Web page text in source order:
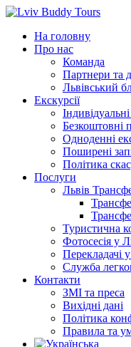
Перейти
вмістуНа головну
Про нас
Команда
Партнери та
Львівський
Екскурсії
Безкоштовні
Одноденні
Поширені
Політика
Послуги
Львів
Туристична
Фотосесія у
Перекладачі
Служба
Контакти
ЗМІ та преса
Вихідні дані
Політика
Правила та